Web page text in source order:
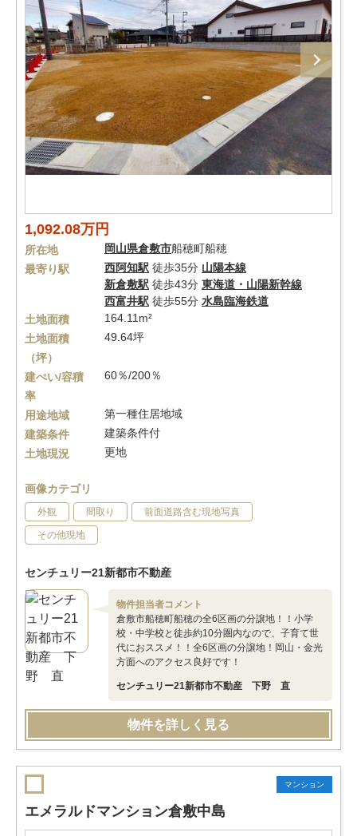
1,092.08万円
所在地 岡山県倉敷市船穂町船穂
最寄り駅
西阿知駅 徒歩35分 山陽本線
新倉敷駅 徒歩43分 東海道・山陽新幹線
西富井駅 徒歩55分 水島臨海鉄道
土地面積
164.11m²
土地面積
（坪）
49.64坪
建ぺい/容積
率
60％/200％
用途地域
第一種住居地域
建築条件
建築条件付
土地現況
更地
画像カテゴリ
外観 間取り 前面道路含む現地写真
その他現地
センチュリー21新都市不動産
物件担当者コメント
倉敷市船穂町船穂の全6区画の分譲地！！小学
校・中学校と徒歩約10分圏内なので、子育て世
代におススメ！！全6区画の分譲地！岡山・金光
方面へのアクセス良好です！
センチュリー21新都市不動産 下野 直
物件を詳しく見る
マンション
エメラルドマンション倉敷中島